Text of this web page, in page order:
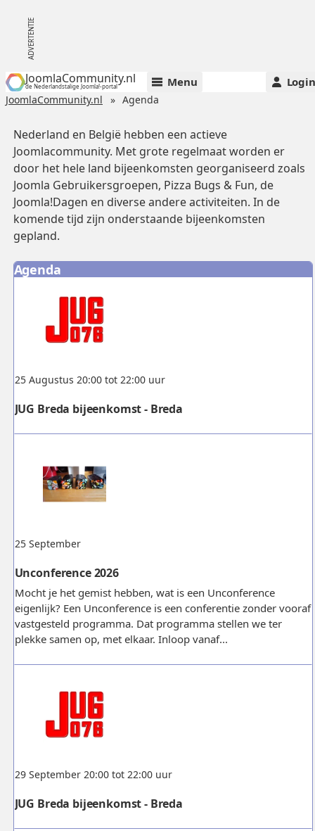
JoomlaCommunity.nl
de Nederlandstalige Joomla!-portal Menu Login
JoomlaCommunity.nl Agenda
Nederland en België hebben een actieve
Joomlacommunity. Met grote regelmaat worden er
door het hele land bijeenkomsten georganiseerd zoals
Joomla Gebruikersgroepen, Pizza Bugs & Fun, de
Joomla!Dagen en diverse andere activiteiten. In de
komende tijd zijn onderstaande bijeenkomsten
gepland.
Agenda
25 Augustus 20:00 tot 22:00 uur
JUG Breda bijeenkomst - Breda
25 September
Unconference 2026
Mocht je het gemist hebben, wat is een Unconference
eigenlijk? Een Unconference is een conferentie zonder vooraf
vastgesteld programma. Dat programma stellen we ter
plekke samen op, met elkaar. Inloop vanaf...
29 September 20:00 tot 22:00 uur
JUG Breda bijeenkomst - Breda